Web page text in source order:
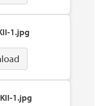
1.jpg
1.jpg